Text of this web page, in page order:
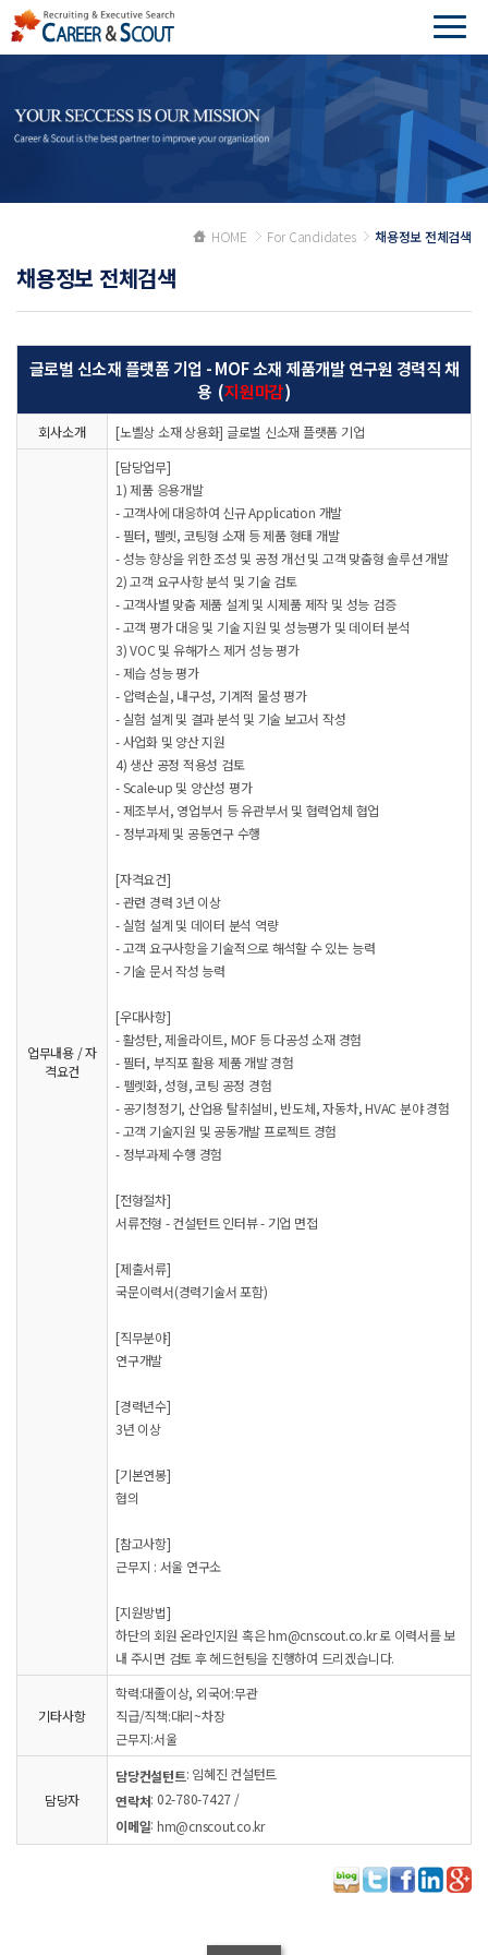
HOME For Candidates 채용정보 전체검색
채용정보 전체검색
글로벌 신소재 플랫폼 기업 - MOF 소재 제품개발 연구원 경력직 채
용 (지원마감)
회사소개 [노벨상 소재 상용화] 글로벌 신소재 플랫폼 기업
업무내용 / 자
격요건
[담당업무]
1) 제품 응용개발
- 고객사에 대응하여 신규 Application 개발
- 필터, 펠렛, 코팅형 소재 등 제품 형태 개발
- 성능 향상을 위한 조성 및 공정 개선 및 고객 맞춤형 솔루션 개발
2) 고객 요구사항 분석 및 기술 검토
- 고객사별 맞춤 제품 설계 및 시제품 제작 및 성능 검증
- 고객 평가 대응 및 기술 지원 및 성능평가 및 데이터 분석
3) VOC 및 유해가스 제거 성능 평가
- 제습 성능 평가
- 압력손실, 내구성, 기계적 물성 평가
- 실험 설계 및 결과 분석 및 기술 보고서 작성
- 사업화 및 양산 지원
4) 생산 공정 적용성 검토
- Scale-up 및 양산성 평가
- 제조부서, 영업부서 등 유관부서 및 협력업체 협업
- 정부과제 및 공동연구 수행
[자격요건]
- 관련 경력 3년 이상
- 실험 설계 및 데이터 분석 역량
- 고객 요구사항을 기술적으로 해석할 수 있는 능력
- 기술 문서 작성 능력
[우대사항]
- 활성탄, 제올라이트, MOF 등 다공성 소재 경험
- 필터, 부직포 활용 제품 개발 경험
- 펠렛화, 성형, 코팅 공정 경험
- 공기청정기, 산업용 탈취설비, 반도체, 자동차, HVAC 분야 경험
- 고객 기술지원 및 공동개발 프로젝트 경험
- 정부과제 수행 경험
[전형절차]
서류전형 - 컨설턴트 인터뷰 - 기업 면접
[제출서류]
국문이력서(경력기술서 포함)
[직무분야]
연구개발
[경력년수]
3년 이상
[기본연봉]
협의
[참고사항]
근무지 : 서울 연구소
[지원방법]
하단의 회원 온라인지원 혹은 hm@cnscout.co.kr 로 이력서를 보
내 주시면 검토 후 헤드헌팅을 진행하여 드리겠습니다.
기타사항
학력:대졸이상, 외국어:무관
직급/직책:대리~차장
근무지:서울
담당자
담당컨설턴트: 임혜진 컨설턴트
연락처: 02-780-7427 /
이메일: hm@cnscout.co.kr